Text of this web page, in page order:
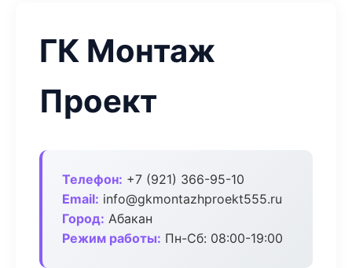
ГК Монтаж
Проект
Телефон: +7 (921) 366-95-10
Email: info@gkmontazhproekt555.ru
Город: Абакан
Режим работы: Пн-Сб: 08:00-19:00